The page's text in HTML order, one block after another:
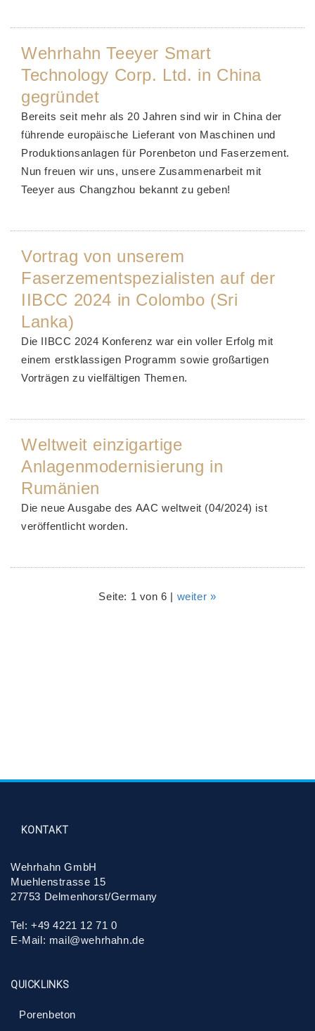
Wehrhahn Teeyer Smart
Technology Corp. Ltd. in China
gegründet
Bereits seit mehr als 20 Jahren sind wir in China der
führende europäische Lieferant von Maschinen und
Produktionsanlagen für Porenbeton und Faserzement.
Nun freuen wir uns, unsere Zusammenarbeit mit
Teeyer aus Changzhou bekannt zu geben!
Vortrag von unserem
Faserzementspezialisten auf der
IIBCC 2024 in Colombo (Sri
Lanka)
Die IIBCC 2024 Konferenz war ein voller Erfolg mit
einem erstklassigen Programm sowie großartigen
Vorträgen zu vielfältigen Themen.
Weltweit einzigartige
Anlagenmodernisierung in
Rumänien
Die neue Ausgabe des AAC weltweit (04/2024) ist
veröffentlicht worden.
Seite: 1 von 6 | weiter »
KONTAKT
Wehrhahn GmbH
Muehlenstrasse 15
27753 Delmenhorst/Germany
Tel: +49 4221 12 71 0
E-Mail: mail@wehrhahn.de
QUICKLINKS
Porenbeton